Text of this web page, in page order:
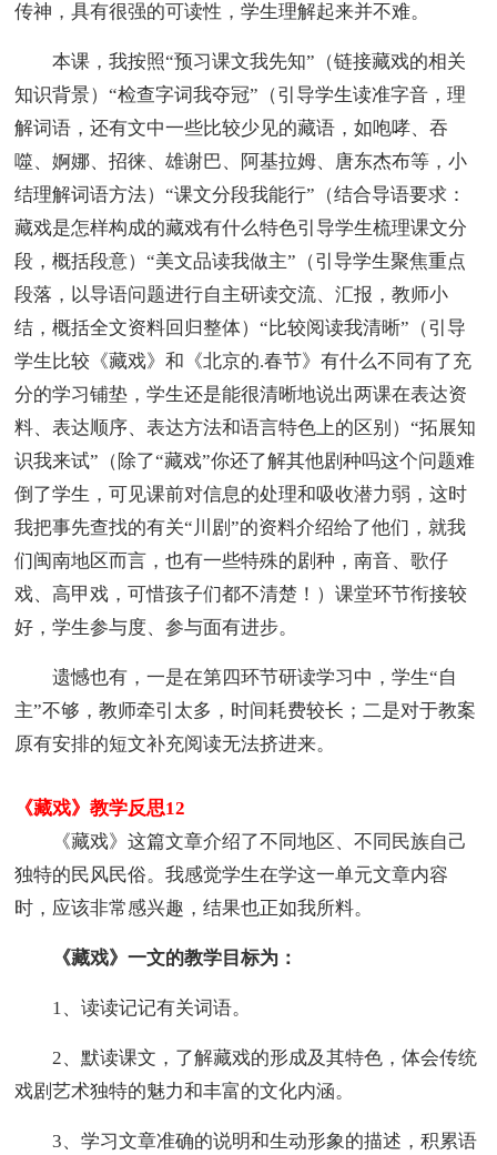
传神，具有很强的可读性，学生理解起来并不难。
本课，我按照“预习课文我先知”（链接藏戏的相关
知识背景）“检查字词我夺冠”（引导学生读准字音，理
解词语，还有文中一些比较少见的藏语，如咆哮、吞
噬、婀娜、招徕、雄谢巴、阿基拉姆、唐东杰布等，小
结理解词语方法）“课文分段我能行”（结合导语要求：
藏戏是怎样构成的藏戏有什么特色引导学生梳理课文分
段，概括段意）“美文品读我做主”（引导学生聚焦重点
段落，以导语问题进行自主研读交流、汇报，教师小
结，概括全文资料回归整体）“比较阅读我清晰”（引导
学生比较《藏戏》和《北京的.春节》有什么不同有了充
分的学习铺垫，学生还是能很清晰地说出两课在表达资
料、表达顺序、表达方法和语言特色上的区别）“拓展知
识我来试”（除了“藏戏”你还了解其他剧种吗这个问题难
倒了学生，可见课前对信息的处理和吸收潜力弱，这时
我把事先查找的有关“川剧”的资料介绍给了他们，就我
们闽南地区而言，也有一些特殊的剧种，南音、歌仔
戏、高甲戏，可惜孩子们都不清楚！）课堂环节衔接较
好，学生参与度、参与面有进步。
遗憾也有，一是在第四环节研读学习中，学生“自
主”不够，教师牵引太多，时间耗费较长；二是对于教案
原有安排的短文补充阅读无法挤进来。
《藏戏》教学反思12
《藏戏》这篇文章介绍了不同地区、不同民族自己
独特的民风民俗。我感觉学生在学这一单元文章内容
时，应该非常感兴趣，结果也正如我所料。
《藏戏》一文的教学目标为：
1、读读记记有关词语。
2、默读课文，了解藏戏的形成及其特色，体会传统
戏剧艺术独特的魅力和丰富的文化内涵。
3、学习文章准确的说明和生动形象的描述，积累语